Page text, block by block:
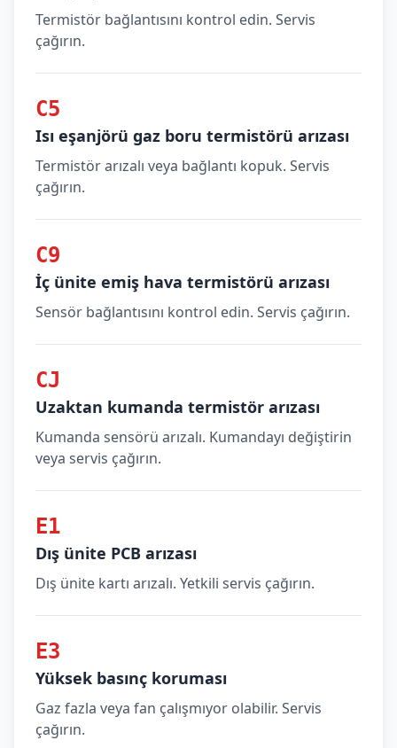
Termistör bağlantısını kontrol edin. Servis
çağırın.
C5
Isı eşanjörü gaz boru termistörü arızası
Termistör arızalı veya bağlantı kopuk. Servis
çağırın.
C9
İç ünite emiş hava termistörü arızası
Sensör bağlantısını kontrol edin. Servis çağırın.
CJ
Uzaktan kumanda termistör arızası
Kumanda sensörü arızalı. Kumandayı değiştirin
veya servis çağırın.
E1
Dış ünite PCB arızası
Dış ünite kartı arızalı. Yetkili servis çağırın.
E3
Yüksek basınç koruması
Gaz fazla veya fan çalışmıyor olabilir. Servis
çağırın.